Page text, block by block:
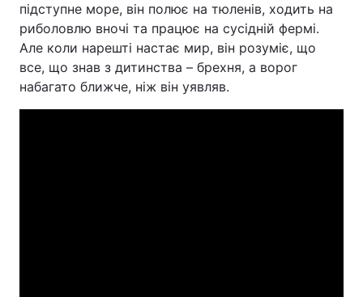
підступне море, він полює на тюленів, ходить на
риболовлю вночі та працює на сусідній фермі.
Але коли нарешті настає мир, він розуміє, що
все, що знав з дитинства – брехня, а ворог
набагато ближче, ніж він уявляв.